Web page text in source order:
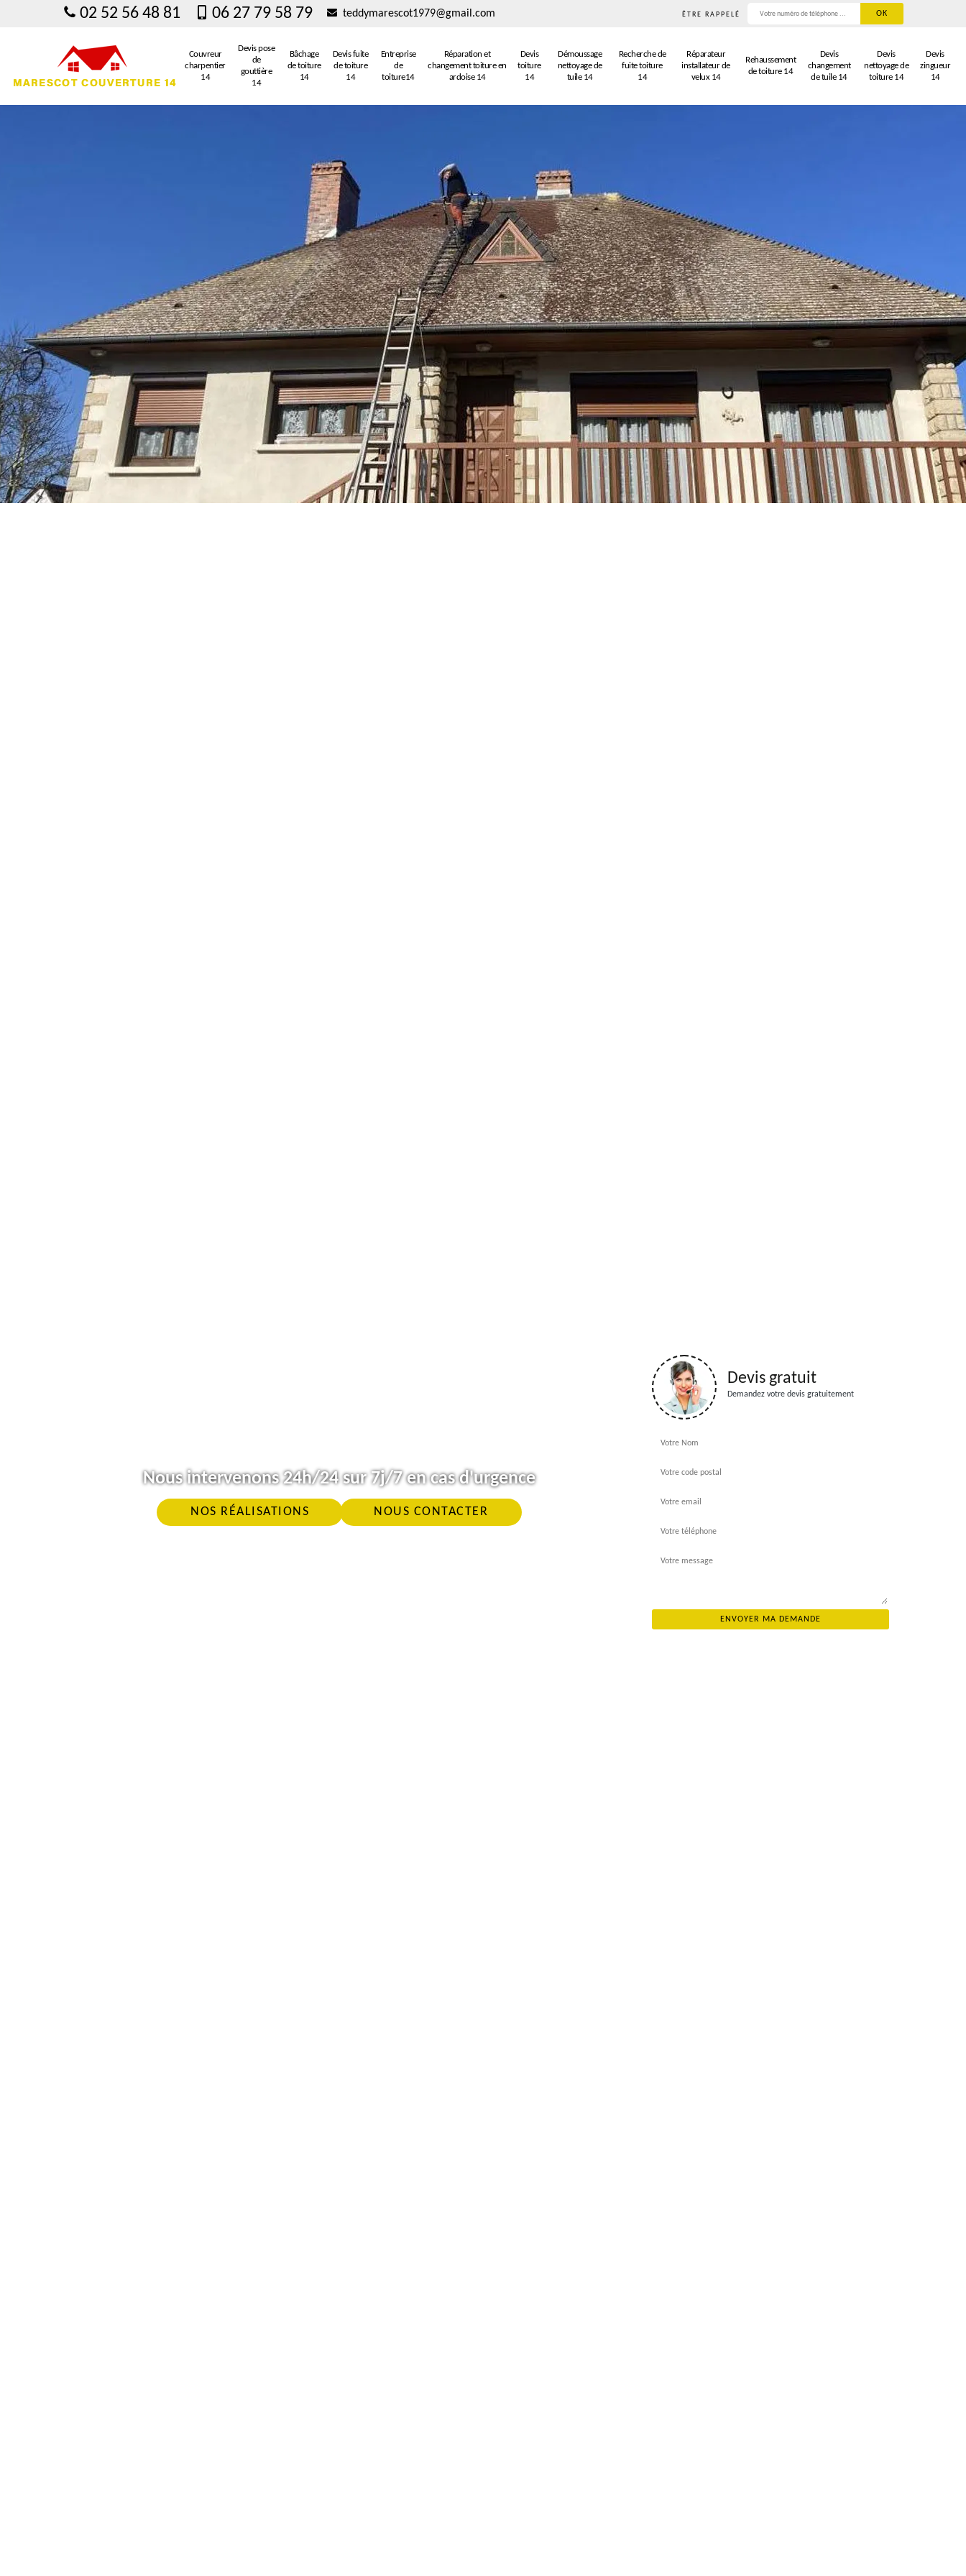
02 52 56 48 81 06 27 79 58 79 teddymarescot1979@gmail.com ÊTRE RAPPELÉ
Couvreur
charpentier
14
Devis pose
de
gouttière
14
Bâchage
de toiture
14
Devis fuite
de toiture
14
Entreprise
de
toiture14
Réparation et
changement toiture en
ardoise 14
Devis
toiture
14
Démoussage
nettoyage de
tuile 14
Recherche de
fuite toiture
14
Réparateur
installateur de
velux 14
Rehaussement
de toiture 14
Devis
changement
de tuile 14
Devis
nettoyage de
toiture 14
Devis
zingueur
14
Nous intervenons 24h/24 sur 7j/7 en cas d'urgence
NOS RÉALISATIONS NOUS CONTACTER
Devis gratuit
Demandez votre devis gratuitement